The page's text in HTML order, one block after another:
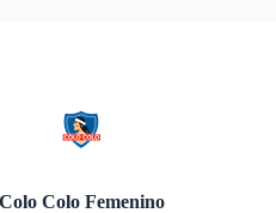
Colo Colo Femenino